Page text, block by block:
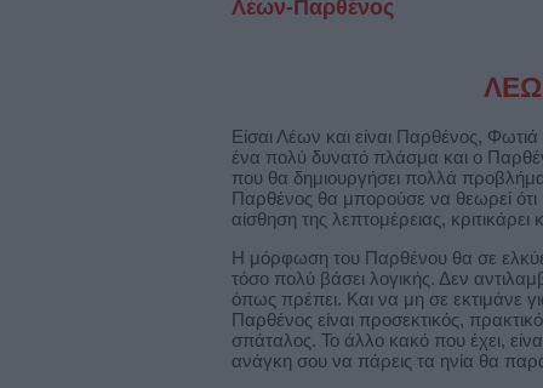
Λέων-Παρθένος
Είσαι Λέων και είναι Παρθένος,
ένα πολύ δυνατό πλάσμα και ο
που θα δημιουργήσει πολλά
Παρθένος θα μπορούσε να θεωρεί ότι
αίσθηση της λεπτομέρειας, κριτικάρει
Η μόρφωση του Παρθένου θα σε ελκύει
τόσο πολύ βάσει λογικής. Δεν
όπως πρέπει. Και να μη σε εκτιμάνε
Παρθένος είναι προσεκτικός,
σπάταλος. Το άλλο κακό που έχει,
ανάγκη σου να πάρεις τα ηνία θα